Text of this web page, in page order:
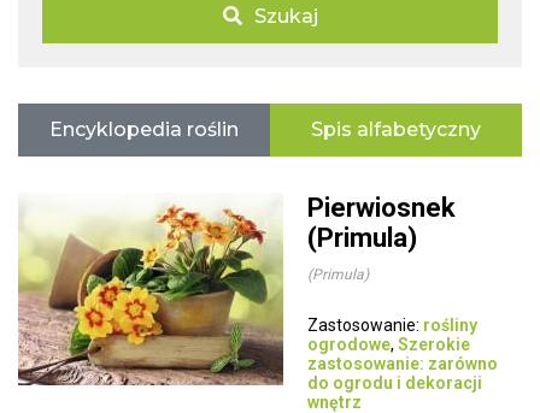
Szukaj
Encyklopedia roślin Spis alfabetyczny
Pierwiosnek
(Primula)
(Primula)
Zastosowanie: rośliny
ogrodowe, Szerokie
zastosowanie: zarówno
do ogrodu i dekoracji
wnętrz